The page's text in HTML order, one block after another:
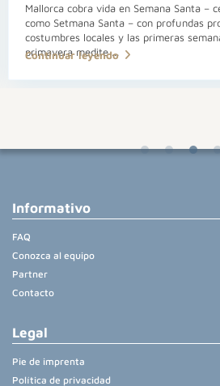
Mallorca cobra vida en Semana Santa –
como Setmana Santa – con profundas
costumbres locales y las primeras
primavera medite...
Continuar leyendo
Informativo
FAQ
Conozca al equipo
Partner
Contacto
Legal
Pie de imprenta
Política de privacidad